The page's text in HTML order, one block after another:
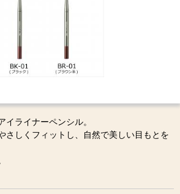
ライナーペンシル。
しくフィットし、自然で美しい目もとを